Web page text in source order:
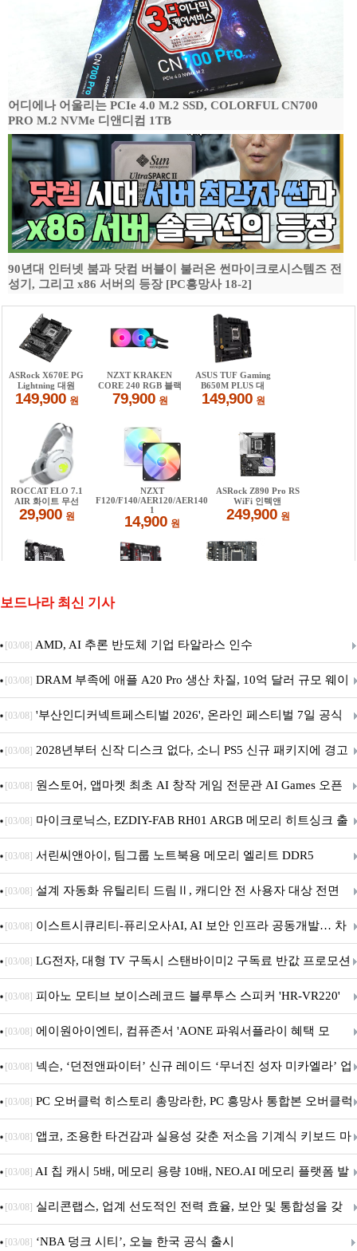
어디에나 어울리는 PCIe 4.0 M.2 SSD, COLORFUL CN700
PRO M.2 NVMe 디앤디컴 1TB
90년대 인터넷 붐과 닷컴 버블이 불러온 썬마이크로시스템즈 전
성기, 그리고 x86 서버의 등장 [PC흥망사 18-2]
보드나라 최신 기사
[03/08] AMD, AI 추론 반도체 기업 타알라스 인수
[03/08] DRAM 부족에 애플 A20 Pro 생산 차질, 10억 달러 규모 웨이
퍼 대기
[03/08] '부산인디커넥트페스티벌 2026', 온라인 페스티벌 7일 공식
개막... 22일간 진행
[03/08] 2028년부터 신작 디스크 없다, 소니 PS5 신규 패키지에 경고
문 추가
[03/08] 원스토어, 앱마켓 최초 AI 창작 게임 전문관 AI Games 오픈
[03/08] 마이크로닉스, EZDIY-FAB RH01 ARGB 메모리 히트싱크 출
시
[03/08] 서린씨앤아이, 팀그룹 노트북용 메모리 엘리트 DDR5
5600MHz 16GB 출시
[03/08] 설계 자동화 유틸리티 드림Ⅱ, 캐디안 전 사용자 대상 전면
무상 배포
[03/08] 이스트시큐리티-퓨리오사AI, AI 보안 인프라 공동개발… 차
세대 AI 보안 플랫폼 구축
[03/08] LG전자, 대형 TV 구독시 스탠바이미2 구독료 반값 프로모션
[03/08] 피아노 모티브 보이스레코드 블루투스 스피커 'HR-VR220'
출시
[03/08] 에이원아이엔티, 컴퓨존서 'AONE 파워서플라이 혜택 모
음.ZIP' 이벤트 진행
[03/08] 넥슨, ‘던전앤파이터’ 신규 레이드 ‘무너진 성자 미카엘라’ 업
데이트!
[03/08] PC 오버클럭 히스토리 총망라한, PC 흥망사 통합본 오버클럭
특집(1-4편)
[03/08] 앱코, 조용한 타건감과 실용성 갖춘 저소음 기계식 키보드 마
우스 세트 'KM580' 출시
[03/08] AI 칩 캐시 5배, 메모리 용량 10배, NEO.AI 메모리 플랫폼 발
표
[03/08] 실리콘랩스, 업계 선도적인 전력 효율, 보안 및 통합성을 갖
춘 초저전력 블루투스 LE SoC ‘BG2B’ 공개
[03/08] ‘NBA 덩크 시티’, 오늘 한국 공식 출시